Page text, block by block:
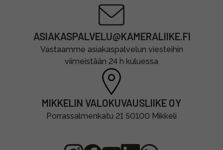
ASIAKASPALVELU@KAMERALIIKE.FI
Vastaamme asiakaspalvelun viesteihin
viimeistään 24 h kuluessa
MIKKELIN VALOKUVAUSLIIKE OY
Porrassalmenkatu 21 50100 Mikkeli